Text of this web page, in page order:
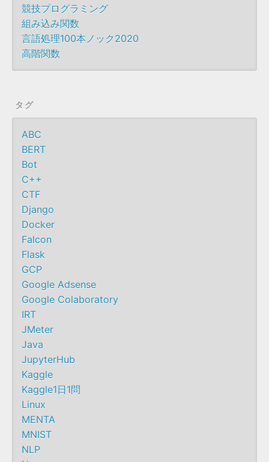
競技プログラミング
組み込み関数
言語処理100本ノック2020
高階関数
タグ
ABC
BERT
Bot
C++
CTF
Django
Docker
Falcon
Flask
GCP
Google Adsense
Google Colaboratory
IRT
JMeter
Java
JupyterHub
Kaggle
Kaggle1日1問
Linux
MENTA
MNIST
NLP